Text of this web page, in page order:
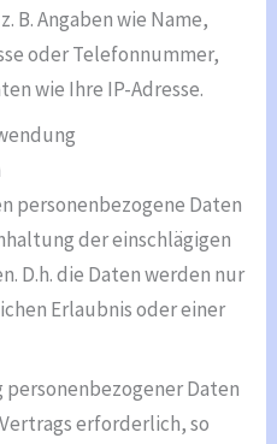
B. Angaben wie Name,
oder Telefonnummer,
wie Ihre IP-Adresse.
personenbezogene Daten
der einschlägigen
D.h. die Daten werden nur
Erlaubnis oder einer
Daten
erforderlich, so